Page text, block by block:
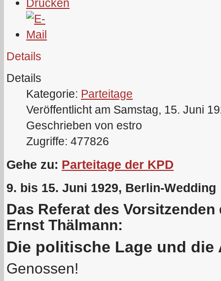
Details
Details
Kategorie: Parteitage
Veröffentlicht am Samstag, 15. Juni
Geschrieben von estro
Zugriffe: 477826
Gehe zu: Parteitage der KPD
9. bis 15. Juni 1929, Berlin-Wedding
Das Referat des Vorsitzenden
Ernst Thälmann:
Die politische Lage und die
Genossen!